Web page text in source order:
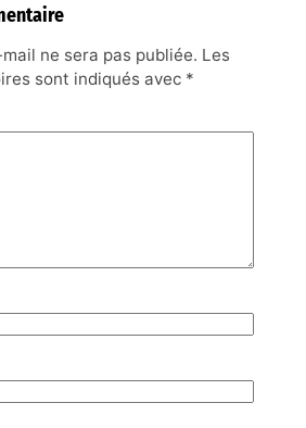
ne sera pas publiée. Les
sont indiqués avec *